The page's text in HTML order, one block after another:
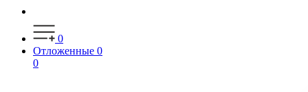
0
Отложенные 0
0